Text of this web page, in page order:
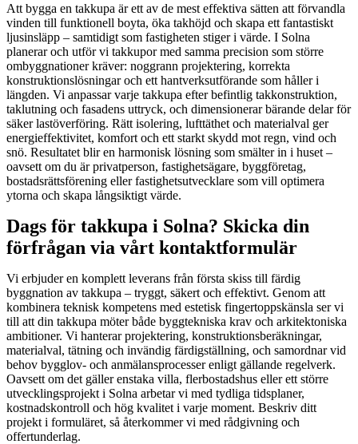
Att bygga en takkupa är ett av de mest effektiva sätten att förvandla
vinden till funktionell boyta, öka takhöjd och skapa ett fantastiskt
ljusinsläpp – samtidigt som fastigheten stiger i värde. I Solna
planerar och utför vi takkupor med samma precision som större
ombyggnationer kräver: noggrann projektering, korrekta
konstruktionslösningar och ett hantverksutförande som håller i
längden. Vi anpassar varje takkupa efter befintlig takkonstruktion,
taklutning och fasadens uttryck, och dimensionerar bärande delar för
säker lastöverföring. Rätt isolering, lufttäthet och materialval ger
energieffektivitet, komfort och ett starkt skydd mot regn, vind och
snö. Resultatet blir en harmonisk lösning som smälter in i huset –
oavsett om du är privatperson, fastighetsägare, byggföretag,
bostadsrättsförening eller fastighetsutvecklare som vill optimera
ytorna och skapa långsiktigt värde.
Dags för takkupa i Solna? Skicka din
förfrågan via vårt kontaktformulär
Vi erbjuder en komplett leverans från första skiss till färdig
byggnation av takkupa – tryggt, säkert och effektivt. Genom att
kombinera teknisk kompetens med estetisk fingertoppskänsla ser vi
till att din takkupa möter både byggtekniska krav och arkitektoniska
ambitioner. Vi hanterar projektering, konstruktionsberäkningar,
materialval, tätning och invändig färdigställning, och samordnar vid
behov bygglov- och anmälansprocesser enligt gällande regelverk.
Oavsett om det gäller enstaka villa, flerbostadshus eller ett större
utvecklingsprojekt i Solna arbetar vi med tydliga tidsplaner,
kostnadskontroll och hög kvalitet i varje moment. Beskriv ditt
projekt i formuläret, så återkommer vi med rådgivning och
offertunderlag.